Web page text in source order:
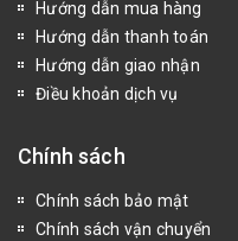
Hướng dẫn mua hàng
Hướng dẫn thanh toán
Hướng dẫn giao nhận
Điều khoản dịch vụ
Chính sách
Chính sách bảo mật
Chính sách vận chuyển